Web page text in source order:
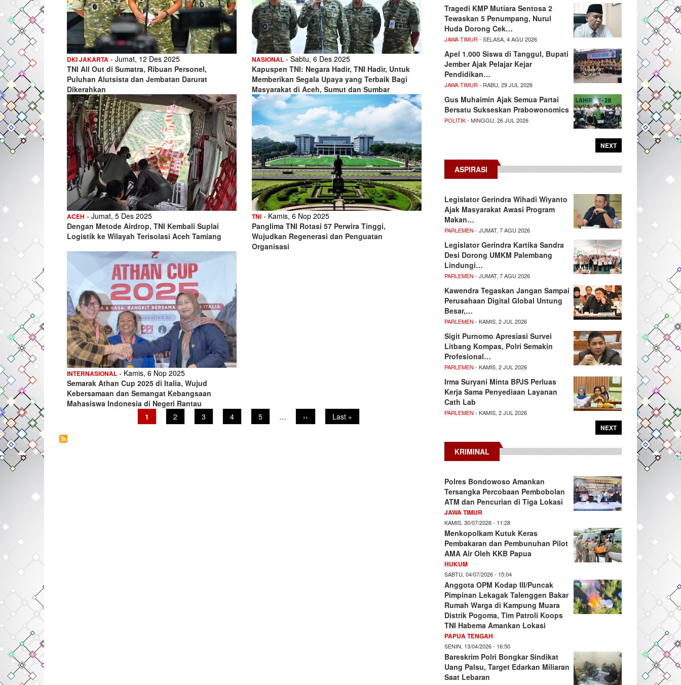
DKI JAKARTA - Jumat, 12 Des 2025
TNI All Out di Sumatra, Ribuan Personel,
Puluhan Alutsista dan Jembatan Darurat
Dikerahkan
NASIONAL - Sabtu, 6 Des 2025
Kapuspen TNI: Negara Hadir, TNI Hadir, Untuk
Memberikan Segala Upaya yang Terbaik Bagi
Masyarakat di Aceh, Sumut dan Sumbar
ACEH - Jumat, 5 Des 2025
Dengan Metode Airdrop, TNI Kembali Suplai
Logistik ke Wilayah Terisolasi Aceh Tamiang
TNI - Kamis, 6 Nop 2025
Panglima TNI Rotasi 57 Perwira Tinggi,
Wujudkan Regenerasi dan Penguatan
Organisasi
INTERNASIONAL - Kamis, 6 Nop 2025
Semarak Athan Cup 2025 di Italia, Wujud
Kebersamaan dan Semangat Kebangsaan
Mahasiswa Indonesia di Negeri Rantau
Current
page
1 Page
2 Page
3 Page
4 Page
5 …
Next
page
››
Last
page
Last »
Tragedi KMP Mutiara Sentosa 2
Tewaskan 5 Penumpang, Nurul
Huda Dorong Cek…
JAWA TIMUR - SELASA, 4 AGU 2026
Apel 1.000 Siswa di Tanggul, Bupati
Jember Ajak Pelajar Kejar
Pendidikan…
JAWA TIMUR - RABU, 29 JUL 2026
Gus Muhaimin Ajak Semua Partai
Bersatu Sukseskan Prabowonomics
POLITIK- MINGGU, 26 JUL 2026
NEXT
ASPIRASI
Legislator Gerindra Wihadi Wiyanto
Ajak Masyarakat Awasi Program
Makan…
PARLEMEN - JUMAT, 7 AGU 2026
Legislator Gerindra Kartika Sandra
Desi Dorong UMKM Palembang
Lindungi…
PARLEMEN - JUMAT, 7 AGU 2026
Kawendra Tegaskan Jangan Sampai
Perusahaan Digital Global Untung
Besar,…
PARLEMEN - KAMIS, 2 JUL 2026
Sigit Purnomo Apresiasi Survei
Litbang Kompas, Polri Semakin
Profesional…
PARLEMEN - KAMIS, 2 JUL 2026
Irma Suryani Minta BPJS Perluas
Kerja Sama Penyediaan Layanan
Cath Lab
PARLEMEN - KAMIS, 2 JUL 2026
NEXT
KRIMINAL
Polres Bondowoso Amankan
Tersangka Percobaan Pembobolan
ATM dan Pencurian di Tiga Lokasi
JAWA TIMUR
KAMIS, 30/07/2026 - 11:28
Menkopolkam Kutuk Keras
Pembakaran dan Pembunuhan Pilot
AMA Air Oleh KKB Papua
HUKUM
SABTU, 04/07/2026 - 15:04
Anggota OPM Kodap III/Puncak
Pimpinan Lekagak Talenggen Bakar
Rumah Warga di Kampung Muara
Distrik Pogoma, Tim Patroli Koops
TNI Habema Amankan Lokasi
PAPUA TENGAH
SENIN, 13/04/2026 - 16:50
Bareskrim Polri Bongkar Sindikat
Uang Palsu, Target Edarkan Miliaran
Saat Lebaran